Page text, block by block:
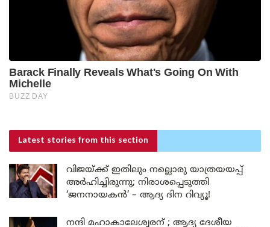
Latest stories from this section
വിജയ്ക്ക് ഇതിലും നല്ലൊരു യാത്രയയപ്പ്
അർഹിച്ചിരുന്നു; നിരാശപ്പെടുത്തി
‘ജനനായകൻ’ – ആദ്യ ദിന റിവ്യൂ!
നന്ദി മഹാകാലേശ്വരന് ; ആദ്യ ദേശീയ